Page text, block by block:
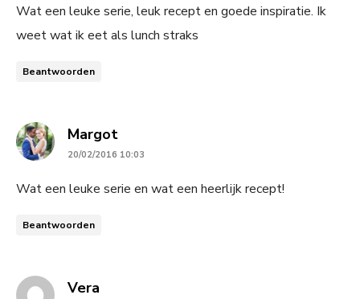
Wat een leuke serie, leuk recept en goede inspiratie. Ik
weet wat ik eet als lunch straks
Beantwoorden
Margotsays:
20/02/2016 10:03
Wat een leuke serie en wat een heerlijk recept!
Beantwoorden
Vera